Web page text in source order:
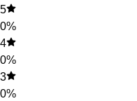
5
0%
4
0%
3
0%